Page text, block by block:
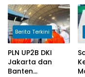
Berita Terkini
PLN UP2B DKI
Jakarta dan
Banten